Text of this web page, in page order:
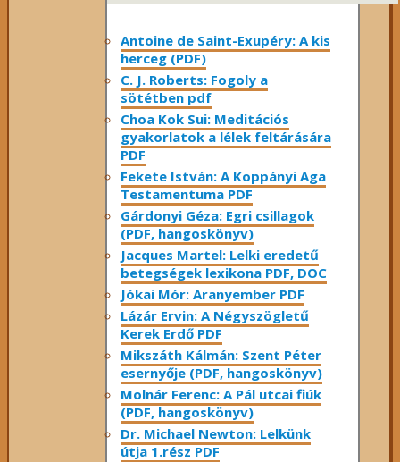
Antoine de Saint-Exupéry: A kis
herceg (PDF)
C. J. Roberts: Fogoly a
sötétben pdf
Choa Kok Sui: Meditációs
gyakorlatok a lélek feltárására
PDF
Fekete István: A Koppányi Aga
Testamentuma PDF
Gárdonyi Géza: Egri csillagok
(PDF, hangoskönyv)
Jacques Martel: Lelki eredetű
betegségek lexikona PDF, DOC
Jókai Mór: Aranyember PDF
Lázár Ervin: A Négyszögletű
Kerek Erdő PDF
Mikszáth Kálmán: Szent Péter
esernyője (PDF, hangoskönyv)
Molnár Ferenc: A Pál utcai fiúk
(PDF, hangoskönyv)
Dr. Michael Newton: Lelkünk
útja 1.rész PDF